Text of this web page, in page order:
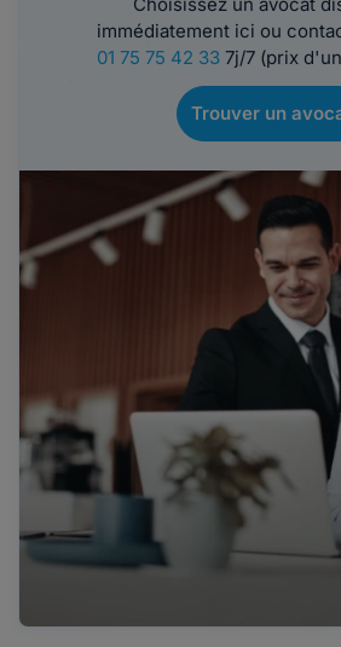
immédiatement ici ou
01 75 75 42 337j/7 (prix
Trouver un